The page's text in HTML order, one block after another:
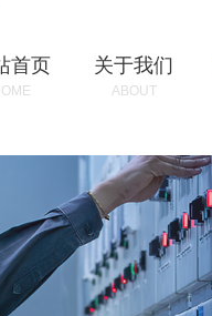
首页 关于我们
ABOUT